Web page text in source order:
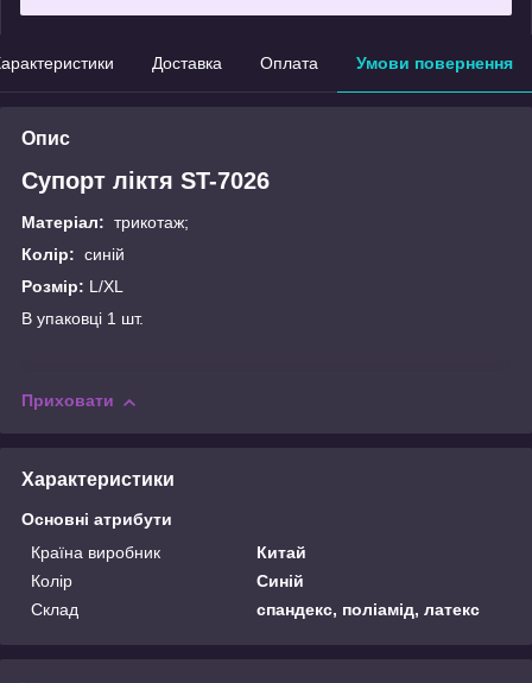
Доставка Оплата Умови повернення
Опис
Супорт ліктя ST-7026
Матеріал: трикотаж;
Колір: синій
Розмір: L/XL
В упаковці 1 шт.
Приховати
Характеристики
Основні атрибути
Країна виробник
Китай
Колір
Синій
Склад
спандекс, поліамід, латекс